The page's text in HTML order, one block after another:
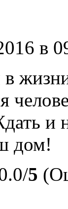
в
в
и
дом!
5